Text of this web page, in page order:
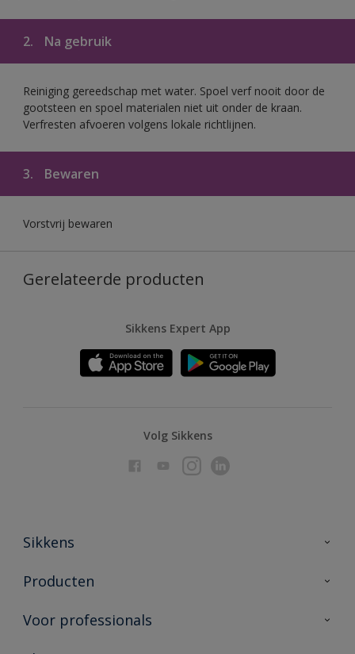
2. Na gebruik
Reiniging gereedschap met water. Spoel verf nooit door de
gootsteen en spoel materialen niet uit onder de kraan.
Verfresten afvoeren volgens lokale richtlijnen.
3. Bewaren
Vorstvrij bewaren
Gerelateerde producten
Sikkens Expert App
Volg Sikkens
Sikkens
Over Sikkens
Duurzaamheid
Producten
Producten voor binnen
Voor professionals